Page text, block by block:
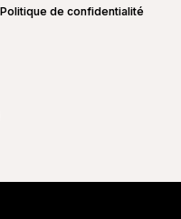
Politique de confidentialité